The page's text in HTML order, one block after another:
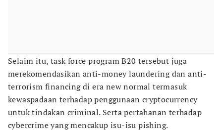
Selaim itu, task force program B20 tersebut juga
merekomendasikan anti-money laundering dan anti-
terrorism financing di era new normal termasuk
kewaspadaan terhadap penggunaan cryptocurrency
untuk tindakan criminal. Serta pertahanan terhadap
cybercrime yang mencakup isu-isu pishing.